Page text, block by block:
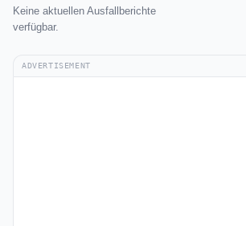
Keine aktuellen Ausfallberichte
verfügbar.
ADVERTISEMENT